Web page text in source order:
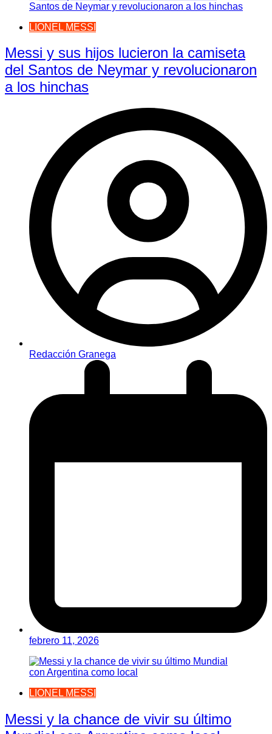
LIONEL MESSI
Messi y sus hijos lucieron la camiseta
del Santos de Neymar y revolucionaron
a los hinchas
Redacción Granega
febrero 11, 2026
LIONEL MESSI
Messi y la chance de vivir su último